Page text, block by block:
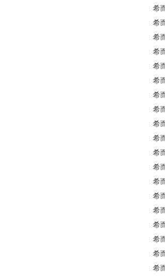
希
希
希
希
希
希
希
希
希
希
希
希
希
希
希
希
希
希
希